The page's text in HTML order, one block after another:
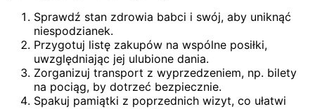
Sprawdź stan zdrowia babci i swój, aby uniknąć
niespodzianek.
Przygotuj listę zakupów na wspólne posiłki,
uwzględniając jej ulubione dania.
Zorganizuj transport z wyprzedzeniem, np. bilety
na pociąg, by dotrzeć bezpiecznie.
Spakuj pamiątki z poprzednich wizyt, co ułatwi